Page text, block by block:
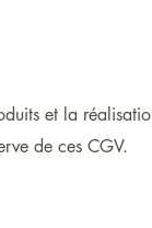
et la
de ces CGV.